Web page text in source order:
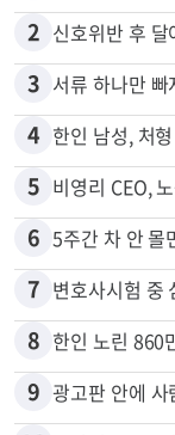
2
3
4
5 비영리 CEO,
6 5주간 차 안 몰
7 변호사시험 중
8
9 광고판 안에